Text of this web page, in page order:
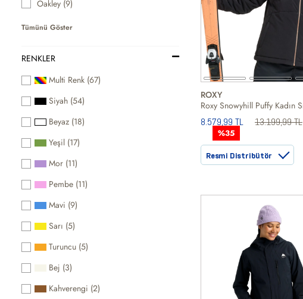
Oakley (9)
Tümünü Göster
RENKLER
Multi Renk (67)
Siyah (54)
Beyaz (18)
Yeşil (17)
Mor (11)
Pembe (11)
Mavi (9)
Sarı (5)
Turuncu (5)
Bej (3)
Kahverengi (2)
ROXY
8.579,99 TL 13.199,99 TL
%35
Resmi Distribütör